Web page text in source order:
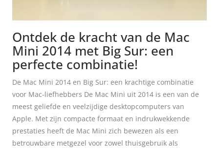
Ontdek de kracht van de Mac
Mini 2014 met Big Sur: een
perfecte combinatie!
De Mac Mini 2014 en Big Sur: een krachtige combinatie
voor Mac-liefhebbers De Mac Mini uit 2014 is een van de
meest geliefde en veelzijdige desktopcomputers van
Apple. Met zijn compacte formaat en indrukwekkende
prestaties heeft de Mac Mini zich bewezen als een
betrouwbare metgezel voor zowel thuisgebruik als